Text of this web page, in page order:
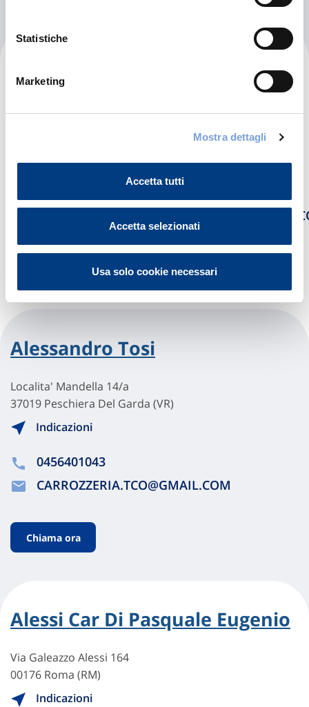
Statistiche
Marketing
Mostra dettagli
Accetta tutti
Accetta selezionati
Usa solo cookie necessari
25081 Bedizzole (BS)
Alessandro Tosi
Localita' Mandella 14/a
37019 Peschiera Del Garda (VR)
Indicazioni
0456401043
CARROZZERIA.TCO@GMAIL.COM
Chiama ora
Alessi Car Di Pasquale Eugenio
Via Galeazzo Alessi 164
00176 Roma (RM)
Indicazioni